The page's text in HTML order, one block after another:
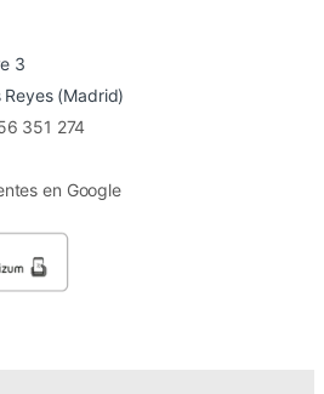
3
(Madrid)
351 274
en Google